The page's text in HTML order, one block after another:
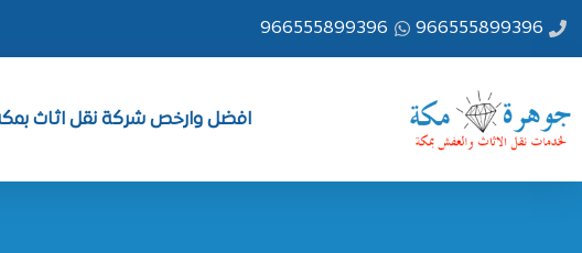
إلى
966555899396
966555899396
افضل وارخص شركة نقل اثاث